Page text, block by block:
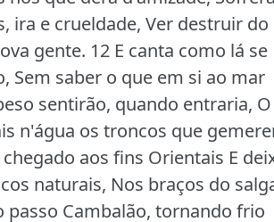
ira e crueldade, Ver destruir do
gente. 12 E canta como lá se
Sem saber o que em si ao mar
sentirão, quando entraria, O
n'água os troncos que
chegado aos fins Orientais E
naturais, Nos braços do
Cambalão, tornando frio